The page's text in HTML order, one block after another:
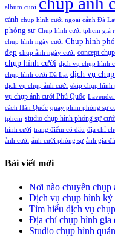
album cuoi
cảnh chụp hình cưới ngoại cảnh Đà
phóng sự Chụp hình cưới tphcm giá
chụp hình ngày cưới Chụp hình
đẹp chụp ảnh ngày cưới concept
chụp hình cưới dịch vụ chụp hình
chụp hình cưới Đà Lạt dịch vụ
dịch vụ chụp ảnh cưới ekip chụp hình
vụ chụp ảnh cưới Phú Quốc
cách Hàn Quốc quay phim phóng sự
tphcm studio chụp hình phóng sự
hình cưới trang điểm cô dâu địa chỉ
ảnh cưới ảnh cưới phóng sự ảnh gia
Bài viết mới
Nơi nào chuyên chụp
Dịch vụ chụp hình kỷ
Tìm hiểu dịch vụ
Địa chỉ chụp hình gia
Studio chụp hình